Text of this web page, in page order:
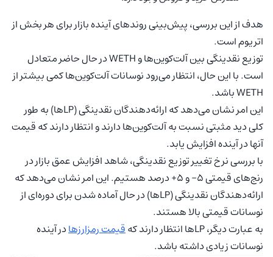
هدف از این بررسی، پیش‌بینی روندهای آینده بازار برای هر بخش از
اتریوم است.
توزیع نقدینگی بین آلت‌کوین‌ها و WETH در حال حاضر متعادل
است. با این حال، انتظار می‌رود نوسانات آلت‌کوین‌ها کمی بیشتر از
WETH باشد.
این امر نشان می‌دهد که ارائه‌دهندگان نقدینگی (LPها) به طور
کلی دید مثبتی نسبت به آلت‌کوین‌ها دارند و انتظار دارند که قیمت
آنها در آینده افزایش یابد.
با بررسی نرخ تغییر توزیع نقدینگی، شاهد افزایش عمق بازار در
رنج‌های قیمتی ۵- و ۵+ درصد هستیم. این امر نشان می‌دهد که
ارائه‌دهندگان نقدینگی (LPها) در حال آماده شدن برای دوره‌ای از
نوسانات قیمتی بالا هستند.
به عبارت دیگر، LPها انتظار دارند که
قیمت رمزارزهادر آینده
نوسانات زیادی داشته باشد.